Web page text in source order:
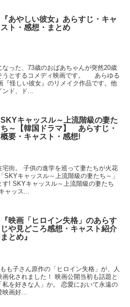
『あやしい彼女』あらすじ・キャ
スト・感想・まとめ
った、73歳のおばあちゃんが突然20歳
うとするコメディ映画です。 あらゆる
『怪しい彼女』のリメイク作品です。他
ド、ド...
SKYキャッスル～上流階級の妻た
ち～【韓国ドラマ】 あらすじ・
概要・キャスト・感想!
街。 子供の進学を巡って妻たちが火花
キャッスル～上流階級の妻たち～」
! SKYキャッスル～上流階級の妻たち
ャッス...
『映画「ヒロイン失格」のあらす
じや見どころ感想・キャスト紹介
まとめ』
も子さん原作の「ヒロイン失格」が、人
化されました！ 映画公開当初も話題と
を好きな人」か。 恋愛において永遠の
映画好...